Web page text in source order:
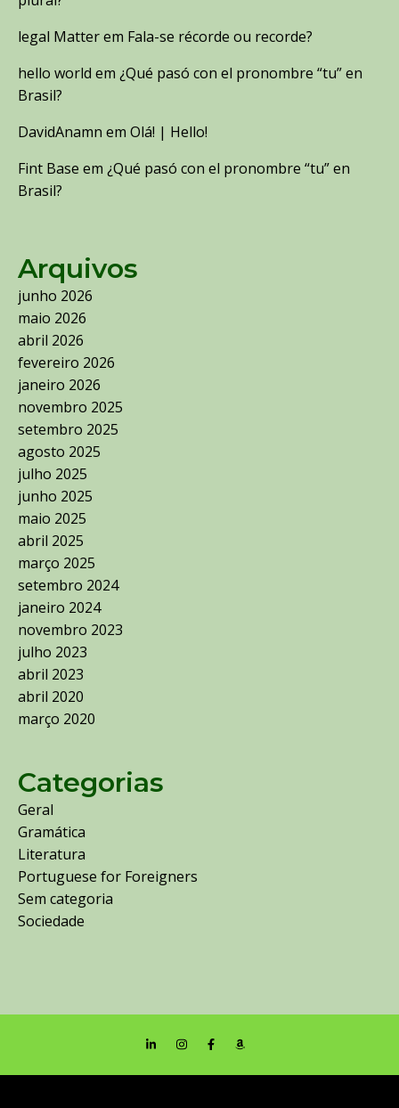
legal Matterem Fala-se récorde ou recorde?
hello world em ¿Qué pasó con el pronombre “tu” en
Brasil?
DavidAnamn em Olá! | Hello!
Fint Base em ¿Qué pasó con el pronombre “tu” en
Brasil?
Arquivos
junho 2026
maio 2026
abril 2026
fevereiro 2026
janeiro 2026
novembro 2025
setembro 2025
agosto 2025
julho 2025
junho 2025
maio 2025
abril 2025
março 2025
setembro 2024
janeiro 2024
novembro 2023
julho 2023
abril 2023
abril 2020
março 2020
Categorias
Geral
Gramática
Literatura
Portuguese for Foreigners
Sem categoria
Sociedade